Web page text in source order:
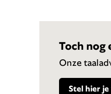
Toch nog
Onze
Stel hier je